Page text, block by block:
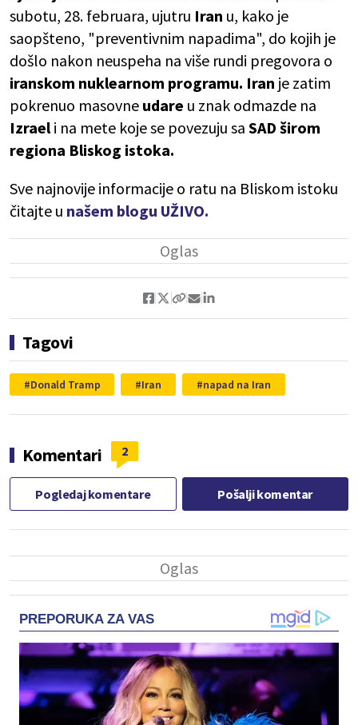
subotu, 28. februara, ujutru Iran u, kako je
saopšteno, "preventivnim napadima", do kojih je
došlo nakon neuspeha na više rundi pregovora o
iranskom nuklearnom programu. Iran je zatim
pokrenuo masovne udare u znak odmazde na
Izraeli na mete koje se povezuju sa SAD širom
regiona Bliskog istoka.
Sve najnovije informacije o ratu na Bliskom istoku
čitajte u našem blogu UŽIVO.
Tagovi
Donald Tramp Iran napad na Iran
Komentari 2
Pogledaj komentare Pošalji komentar
PREPORUKA ZA VAS